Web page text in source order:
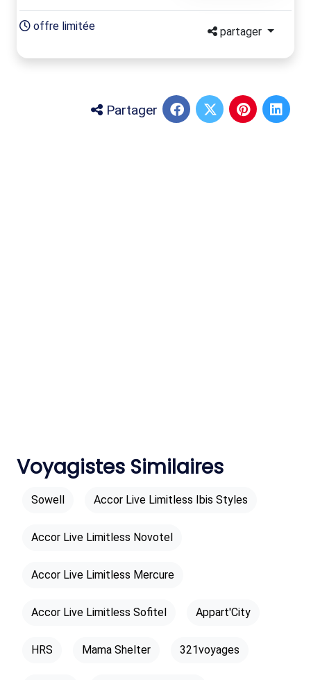
offre limitée partager
Partager
Voyagistes Similaires
Sowell Accor Live Limitless Ibis Styles
Accor Live Limitless Novotel
Accor Live Limitless Mercure
Accor Live Limitless Sofitel Appart'City
HRS Mama Shelter 321voyages